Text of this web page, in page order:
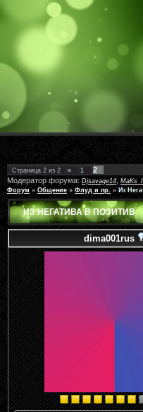
Страница 2 из 2 « 1
2
Модератор форума: Djsavage14
Форум » Общение » Флуд и пр. » Из
ИЗ НЕГАТИВА В ПОЗИТИВ
dima001rus